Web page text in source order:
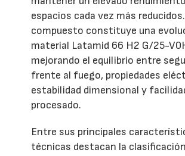
espacios cada vez más
compuesto constituye una
material Latamid 66 H2 G/25-
mejorando el equilibrio entre
frente al fuego, propiedades
estabilidad dimensional y
procesado.
Entre sus principales
técnicas destacan la